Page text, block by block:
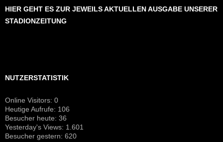
HIER GEHT ES ZUR JEWEILS AKTUELLEN AUSGABE UNSERER
STADIONZEITUNG
NUTZERSTATISTIK
Online Visitors: 0
Heutige Aufrufe: 106
Besucher heute: 36
Yesterday's Views: 1.601
Besucher gestern: 620